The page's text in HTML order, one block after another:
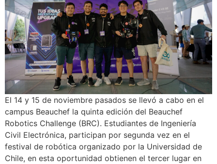
El 14 y 15 de noviembre pasados se llevó a cabo en el
campus Beauchef la quinta edición del Beauchef
Robotics Challenge (BRC). Estudiantes de Ingeniería
Civil Electrónica, participan por segunda vez en el
festival de robótica organizado por la Universidad de
Chile, en esta oportunidad obtienen el tercer lugar en